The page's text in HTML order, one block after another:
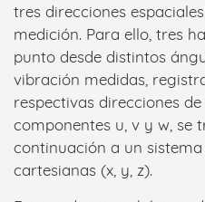
tres direcciones
medición. Para ello, tres
punto desde distintos
vibración medidas,
respectivas direcciones
componentes u, v y w, se
continuación a un
cartesianas (x, y, z).